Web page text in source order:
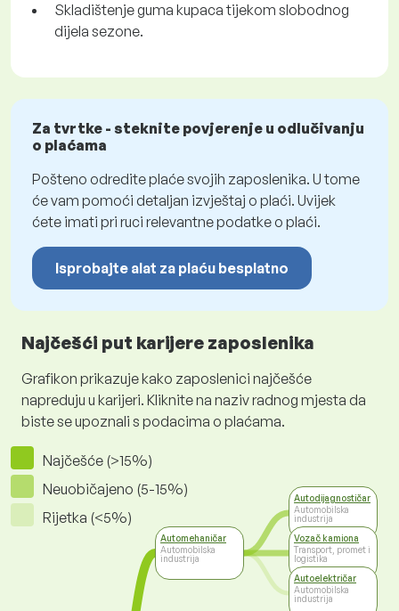
Skladištenje guma kupaca tijekom slobodnog
dijela sezone.
Za tvrtke - steknite povjerenje u odlučivanju
o plaćama
Pošteno odredite plaće svojih zaposlenika. U tome
će vam pomoći detaljan izvještaj o plaći. Uvijek
ćete imati pri ruci relevantne podatke o plaći.
Isprobajte alat za plaću besplatno
Najčešći put karijere zaposlenika
Grafikon prikazuje kako zaposlenici najčešće
napreduju u karijeri. Kliknite na naziv radnog mjesta da
biste se upoznali s podacima o plaćama.
Najčešće (>15%)
Neuobičajeno (5-15%)
Rijetka (<5%)
Automehaničar
Automobilska
industrija
Autodijagnostičar
Automobilska
industrija
Vozač kamiona
Transport, promet i
logistika
Autoelektričar
Automobilska
industrija